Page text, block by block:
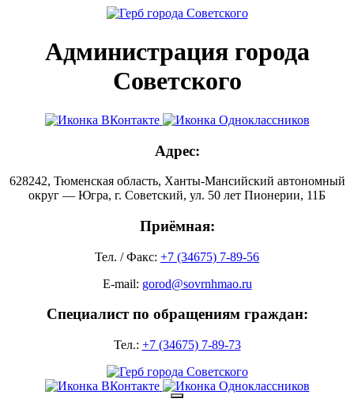
Администрация города
Советского
Адрес:
628242, Тюменская область, Ханты-Мансийский автономный
округ — Югра, г. Советский, ул. 50 лет Пионерии, 11Б
Приёмная:
Тел. / Факс: +7 (34675) 7-89-56
E-mail: gorod@sovrnhmao.ru
Специалист по обращениям граждан:
Тел.: +7 (34675) 7-89-73